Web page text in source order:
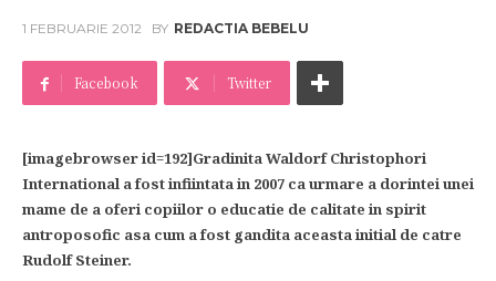
1 FEBRUARIE 2012 BY REDACTIA BEBELU
Facebook Twitter
[imagebrowser id=192]Gradinita Waldorf Christophori
International a fost infiintata in 2007 ca urmare a dorintei unei
mame de a oferi copiilor o educatie de calitate in spirit
antroposofic asa cum a fost gandita aceasta initial de catre
Rudolf Steiner.